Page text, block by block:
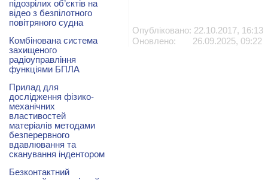
Опубліковано: 22.10.2017, 16:13
Оновлено: 26.09.2025, 09:22
підозрілих об’єктів на
відео з безпілотного
повітряного судна
Комбінована система
захищеного
радіоуправління
функціями БПЛА
Прилад для
дослідження фізико-
механічних
властивостей
матеріалів методами
безперервного
вдавлювання та
сканування індентором
Безконтактний